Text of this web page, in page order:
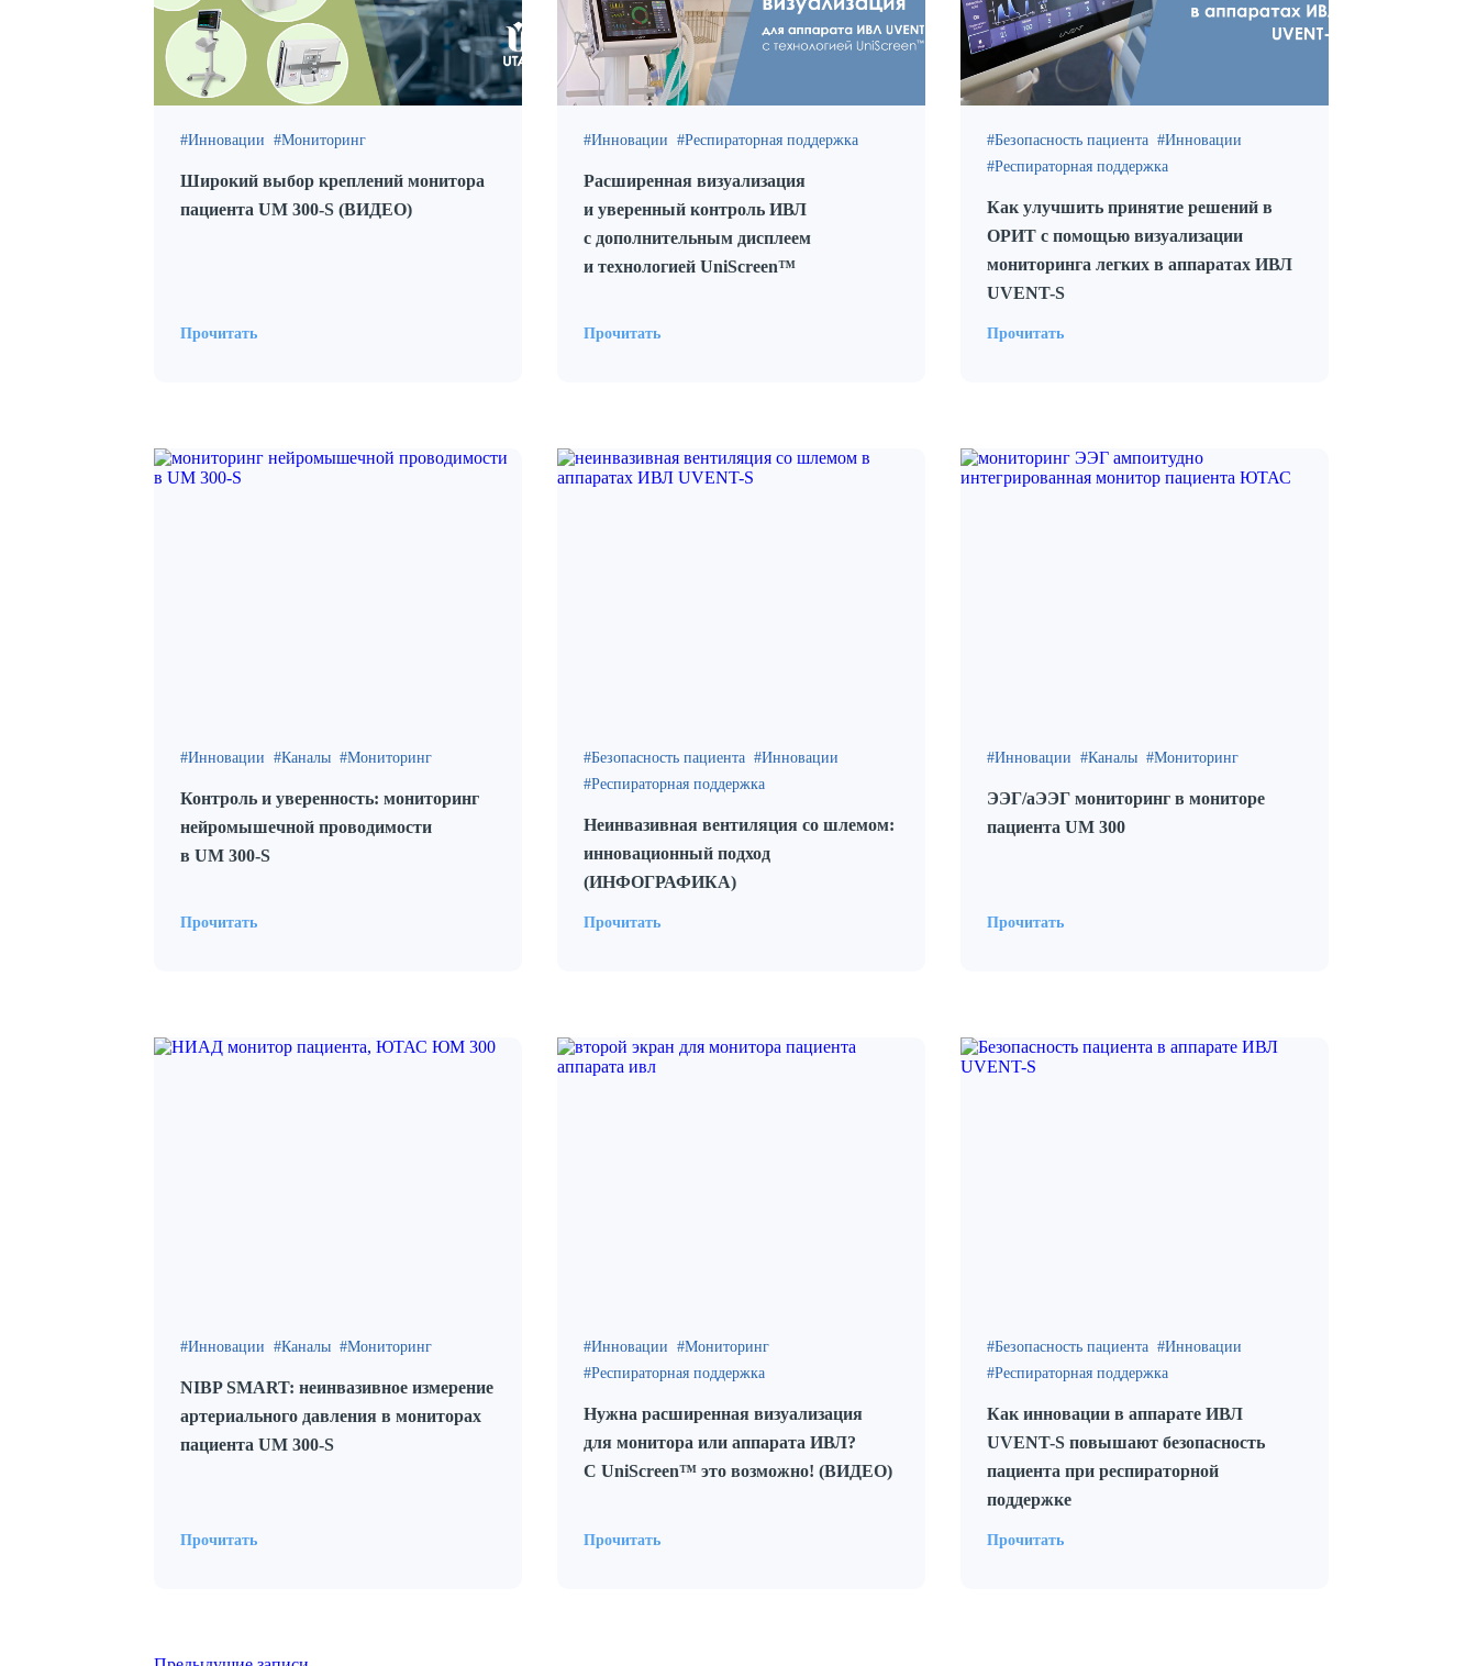
Инновации Мониторинг
Широкий выбор креплений монитора
пациента UM 300-S (ВИДЕО)
Прочитать
Инновации Респираторная поддержка
Расширенная визуализация
и уверенный контроль ИВЛ
с дополнительным дисплеем
и технологией UniScreen™
Прочитать
Безопасность пациента
Инновации
Респираторная поддержка
Как улучшить принятие решений в
ОРИТ с помощью визуализации
мониторинга легких в аппаратах ИВЛ
UVENT-S
Прочитать
Инновации Каналы Мониторинг
Контроль и уверенность: мониторинг
нейромышечной проводимости
в UM 300‑S
Прочитать
Безопасность пациента
Инновации
Респираторная поддержка
Неинвазивная вентиляция со шлемом:
инновационный подход
(ИНФОГРАФИКА)
Прочитать
Инновации Каналы Мониторинг
ЭЭГ/аЭЭГ мониторинг в мониторе
пациента UM 300
Прочитать
Инновации Каналы Мониторинг
NIBP SMART: неинвазивное измерение
артериального давления в мониторах
пациента UM 300-S
Прочитать
Инновации
Мониторинг
Респираторная поддержка
Нужна расширенная визуализация
для монитора или аппарата ИВЛ?
С UniScreen™ это возможно! (ВИДЕО)
Прочитать
Безопасность пациента
Инновации
Респираторная поддержка
Как инновации в аппарате ИВЛ
UVENT-S повышают безопасность
пациента при респираторной
поддержке
Прочитать